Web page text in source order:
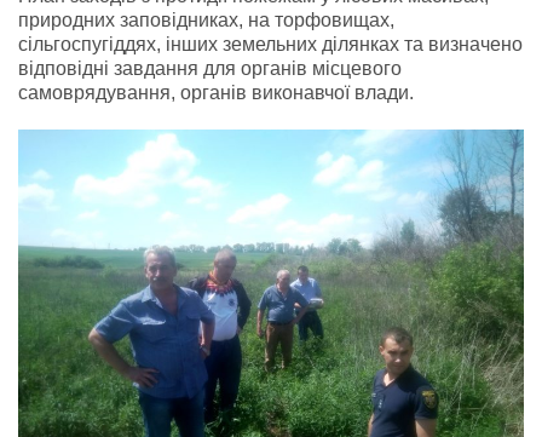
природних заповідниках, на торфовищах,
сільгоспугіддях, інших земельних ділянках та визначено
відповідні завдання для органів місцевого
самоврядування, органів виконавчої влади.